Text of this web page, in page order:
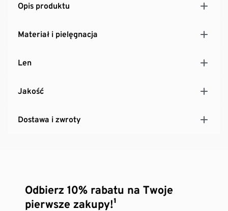
Opis produktu
Materiał i pielęgnacja
Len
Jakość
Dostawa i zwroty
Odbierz 10% rabatu na Twoje
pierwsze zakupy!¹